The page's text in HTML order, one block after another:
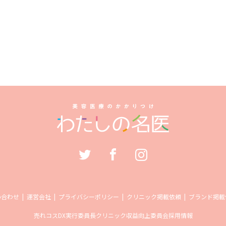
わせ 運営会社 プライバシーポリシー クリニック掲載依頼 ブランド掲
売れコスDX実行委員長クリニック収益向上委員会採用情報